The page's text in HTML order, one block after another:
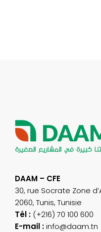
DAAM – CFE
30, rue Socrate Zone
2060, Tunis, Tunisie
Tél : (+216) 70 100 600
E-mail :info@daam.tn